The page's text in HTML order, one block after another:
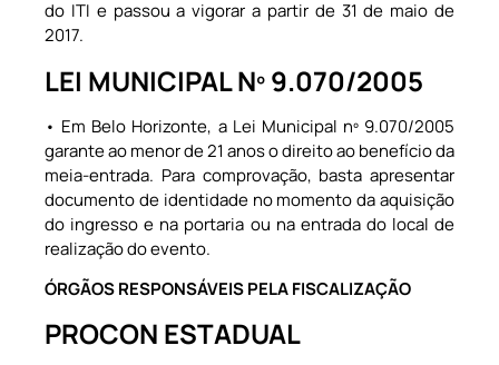
do ITI e passou a vigorar a partir de 31 de maio de
2017.
LEI MUNICIPAL Nº 9.070/2005
• Em Belo Horizonte, a Lei Municipal nº 9.070/2005
garante ao menor de 21 anos o direito ao benefício da
meia-entrada. Para comprovação, basta apresentar
documento de identidade no momento da aquisição
do ingresso e na portaria ou na entrada do local de
realização do evento.
ÓRGÃOS RESPONSÁVEIS PELA FISCALIZAÇÃO
PROCON ESTADUAL